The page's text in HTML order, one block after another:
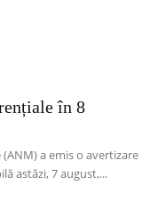
în 8
a emis o avertizare
astăzi, 7 august,...